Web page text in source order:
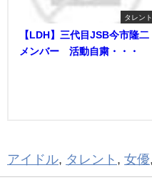
タレント
【LDH】三代目JSB今市隆二
メンバー 活動自粛・・・
アイドル タレント 女優